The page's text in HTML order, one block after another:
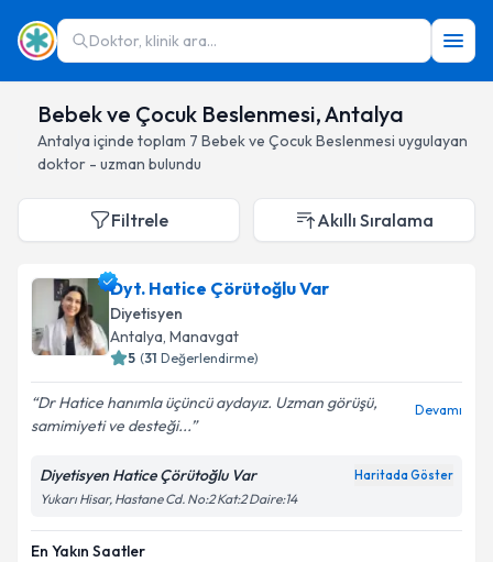
Doktor, klinik ara...
Bebek ve Çocuk Beslenmesi, Antalya
Antalya içinde toplam 7 Bebek ve Çocuk Beslenmesi uygulayan
doktor - uzman bulundu
Filtrele Akıllı Sıralama
Dyt. Hatice Çörütoğlu Var
Diyetisyen
Antalya, Manavgat
5 (31 Değerlendirme)
Dr Hatice hanımla üçüncü aydayız. Uzman görüşü,
samimiyeti ve desteği...
Devamı
Diyetisyen Hatice Çörütoğlu Var Haritada Göster
Yukarı Hisar, Hastane Cd. No:2 Kat:2 Daire:14
En Yakın Saatler